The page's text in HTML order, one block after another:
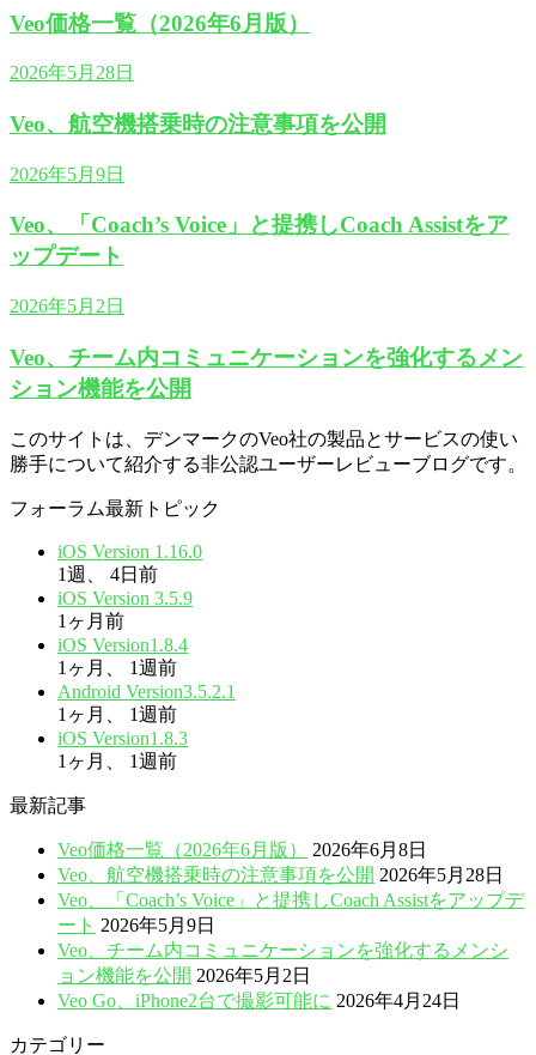
Veo価格一覧（2026年6月版）
2026年5月28日
Veo、航空機搭乗時の注意事項を公開
2026年5月9日
Veo、「Coach’s Voice」と提携しCoach Assistをア
ップデート
2026年5月2日
Veo、チーム内コミュニケーションを強化するメン
ション機能を公開
このサイトは、デンマークのVeo社の製品とサービスの使い
勝手について紹介する非公認ユーザーレビューブログです。
フォーラム最新トピック
iOS Version 1.16.0
1週、 4日前
iOS Version 3.5.9
1ヶ月前
iOS Version1.8.4
1ヶ月、 1週前
Android Version3.5.2.1
1ヶ月、 1週前
iOS Version1.8.3
1ヶ月、 1週前
最新記事
Veo価格一覧（2026年6月版）
2026年6月8日
Veo、航空機搭乗時の注意事項を公開 2026年5月28日
Veo、「Coach’s Voice」と提携しCoach Assistをアップデ
ート 2026年5月9日
Veo、チーム内コミュニケーションを強化するメンシ
ョン機能を公開 2026年5月2日
Veo Go、iPhone2台で撮影可能に 2026年4月24日
カテゴリー